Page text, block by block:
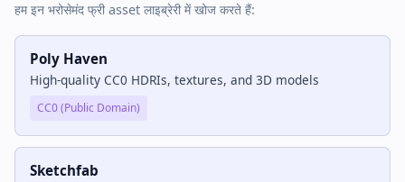
हम इन भरोसेमंद फ्री asset लाइब्रेरी में खोज करते हैं:
Poly Haven
High-quality CC0 HDRIs, textures, and 3D models
CC0 (Public Domain)
Sketchfab